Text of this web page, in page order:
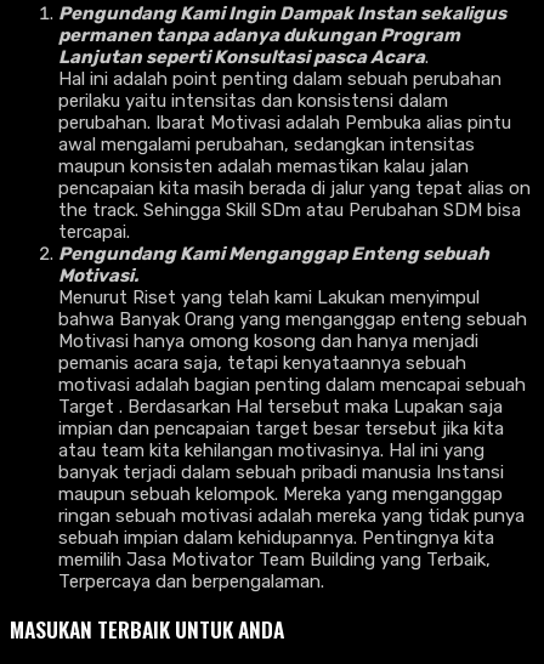
Pengundang Kami Ingin Dampak Instan sekaligus
permanen tanpa adanya dukungan Program
Lanjutan seperti Konsultasi pasca Acara.
Hal ini adalah point penting dalam sebuah perubahan
perilaku yaitu intensitas dan konsistensi dalam
perubahan. Ibarat Motivasi adalah Pembuka alias pintu
awal mengalami perubahan, sedangkan intensitas
maupun konsisten adalah memastikan kalau jalan
pencapaian kita masih berada di jalur yang tepat alias on
the track. Sehingga Skill SDm atau Perubahan SDM bisa
tercapai.
Pengundang Kami Menganggap Enteng sebuah
Motivasi.
Menurut Riset yang telah kami Lakukan menyimpul
bahwa Banyak Orang yang menganggap enteng sebuah
Motivasi hanya omong kosong dan hanya menjadi
pemanis acara saja, tetapi kenyataannya sebuah
motivasi adalah bagian penting dalam mencapai sebuah
Target . Berdasarkan Hal tersebut maka Lupakan saja
impian dan pencapaian target besar tersebut jika kita
atau team kita kehilangan motivasinya. Hal ini yang
banyak terjadi dalam sebuah pribadi manusia Instansi
maupun sebuah kelompok. Mereka yang menganggap
ringan sebuah motivasi adalah mereka yang tidak punya
sebuah impian dalam kehidupannya. Pentingnya kita
memilih Jasa Motivator Team Building yang Terbaik,
Terpercaya dan berpengalaman.
MASUKAN TERBAIK UNTUK ANDA